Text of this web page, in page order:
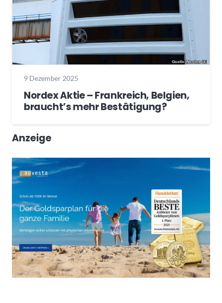
9 Dezember 2025
Nordex Aktie – Frankreich, Belgien,
braucht’s mehr Bestätigung?
Anzeige